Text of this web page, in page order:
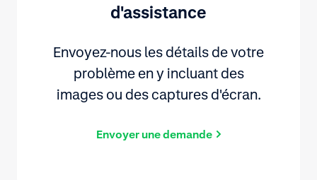
d'assistance
Envoyez-nous les détails de votre
problème en y incluant des
images ou des captures d'écran.
Envoyer une demande